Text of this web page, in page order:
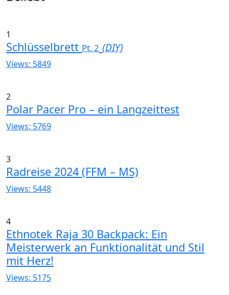
1
Schlüsselbrett Pt. 2 (DIY)
Views: 5849
2
Polar Pacer Pro – ein Langzeittest
Views: 5769
3
Radreise 2024 (FFM – MS)
Views: 5448
4
Ethnotek Raja 30 Backpack: Ein
Meisterwerk an Funktionalität und Stil
mit Herz!
Views: 5175